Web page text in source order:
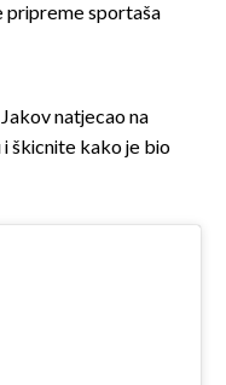
pripreme sportaša
natjecao na
škicnite kako je bio